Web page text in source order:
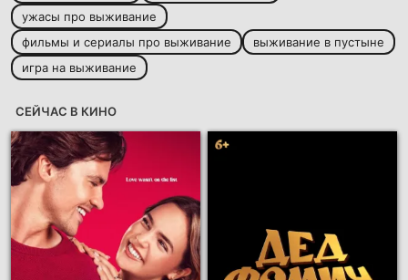
ужасы про выживание
фильмы и сериалы про выживание
выживание в пустыне
игра на выживание
СЕЙЧАС В КИНО